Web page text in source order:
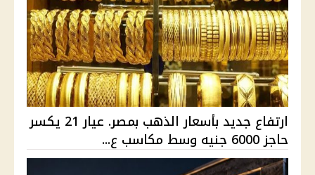
ارتفاع جديد بأسعار الذهب بمصر. عيار 21 يكسر
حاجز 6000 جنيه وسط مكاسب ع...